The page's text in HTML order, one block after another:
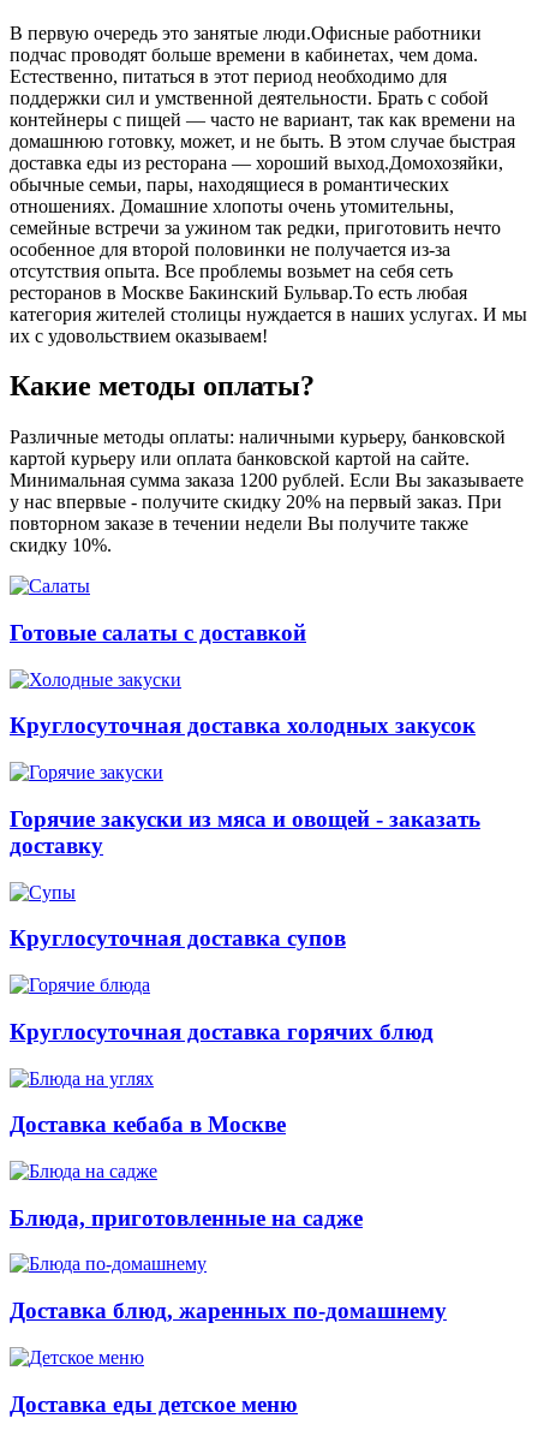
В первую очередь это занятые люди.Офисные работники
подчас проводят больше времени в кабинетах, чем дома.
Естественно, питаться в этот период необходимо для
поддержки сил и умственной деятельности. Брать с собой
контейнеры с пищей ― часто не вариант, так как времени на
домашнюю готовку, может, и не быть. В этом случае быстрая
доставка еды из ресторана ― хороший выход.Домохозяйки,
обычные семьи, пары, находящиеся в романтических
отношениях. Домашние хлопоты очень утомительны,
семейные встречи за ужином так редки, приготовить нечто
особенное для второй половинки не получается из-за
отсутствия опыта. Все проблемы возьмет на себя сеть
ресторанов в Москве Бакинский Бульвар.То есть любая
категория жителей столицы нуждается в наших услугах. И мы
их с удовольствием оказываем!
Какие методы оплаты?
Различные методы оплаты: наличными курьеру, банковской
картой курьеру или оплата банковской картой на сайте.
Минимальная сумма заказа 1200 рублей. Если Вы заказываете
у нас впервые - получите скидку 20% на первый заказ. При
повторном заказе в течении недели Вы получите также
скидку 10%.
Готовые салаты с доставкой
Круглосуточная доставка холодных закусок
Горячие закуски из мяса и овощей - заказать
доставку
Круглосуточная доставка супов
Круглосуточная доставка горячих блюд
Доставка кебаба в Москве
Блюда, приготовленные на садже
Доставка блюд, жаренных по-домашнему
Доставка еды детское меню